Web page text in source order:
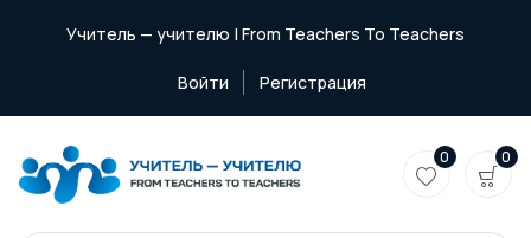
Учитель — учителю | From Teachers To Teachers
Войти Регистрация
0 0